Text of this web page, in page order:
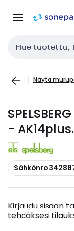
navigointiin
Haku
Näytä
-
Kopioi
Sähkönro
Kirjaudu sisään
tehdäksesi